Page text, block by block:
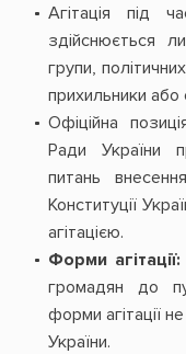
Агітація під
здійснюється
групи,
прихильники або
Офіційна
Ради України
питань
Конституції
агітацією.
Форми агітації:
громадян до
форми агітації
України.